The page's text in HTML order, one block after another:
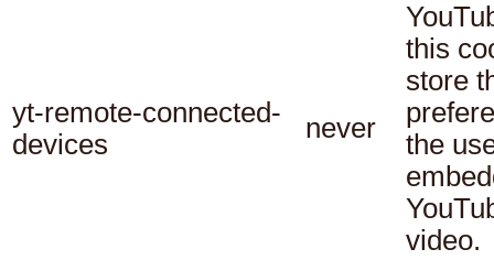
yt-remote-connected-
devices
never
this
store
the
video.